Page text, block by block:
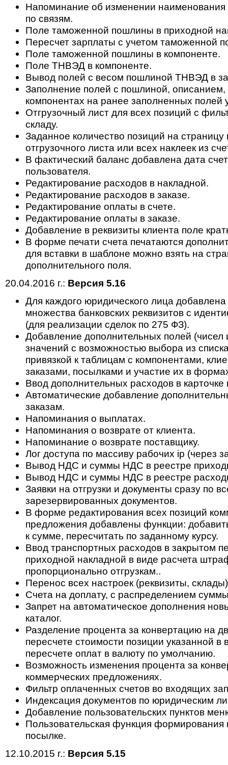
Напоминание об изменении наименования
по связям.
Поле таможенной пошлины в приходной
Пересчет зарплаты с учетом таможенной
Поле таможенной пошлины в компоненте.
Поле ТНВЭД в компоненте.
Вывод полей с весом пошлиной ТНВЭД в
Заполнение полей с пошлиной,
компонентах на ранее заполненных полей
Отгрузочный лист для всех позиций с
складу.
Заданное количество позиций на страницу
отгрузочного листа или всех наклеек из
В фактический баланс добавлена дата
пользователя.
Редактирование расходов в накладной.
Редактирование расходов в заказе.
Редактирование оплаты в счете.
Редактирование оплаты в заказе.
Добавление в реквизиты клиента поле
В форме печати счета печатаются
для вставки в шаблоне можно взять на
дополнительного поля.
20.04.2016 г.: Версия 5.16
Для каждого юридического лица
множества банковских реквизитов с
(для реализации сделок по 275 ФЗ).
Добавление дополнительных полей (чисел
значений с возможностью выбора из
привязкой к таблицам с компонентами,
заказами, посылками и участие их в
Ввод дополнительных расходов в карточке
Автоматические добавление
заказам.
Напоминания о выплатах.
Напоминания о возврате от клиента.
Напоминание о возврате поставщику.
Лог доступа по массиву рабочих ip (через
Вывод НДС и суммы НДС в реестре
Вывод НДС и суммы НДС в реестре
Заявки на отгрузки и документы сразу по
зарезервированных документов.
В форме редактирования всех позиций
предложения добавлены функции:
к сумме, пересчитать по заданному курсу.
Ввод транспортных расходов в закрытом
приходной накладной в виде расчета
пропорционально отгрузкам..
Перенос всех настроек (реквизиты,
Счета на доплату, с распределением
Запрет на автоматическое дополнения
каталог.
Разделение процента за конвертацию на
пересчете стоимости позиции указанной в
пересчете оплат в валюту по умолчанию.
Возможность изменения процента за
коммерческих предложениях.
Фильтр оплаченных счетов во входящих
Индексация документов по юридическим
Добавление пользовательских пунктов
Пользовательская функция формирования
посылке.
12.10.2015 г.: Версия 5.15